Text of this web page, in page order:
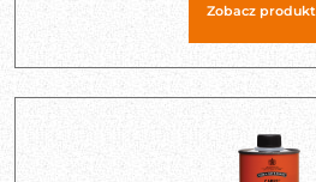
Zobacz produkt